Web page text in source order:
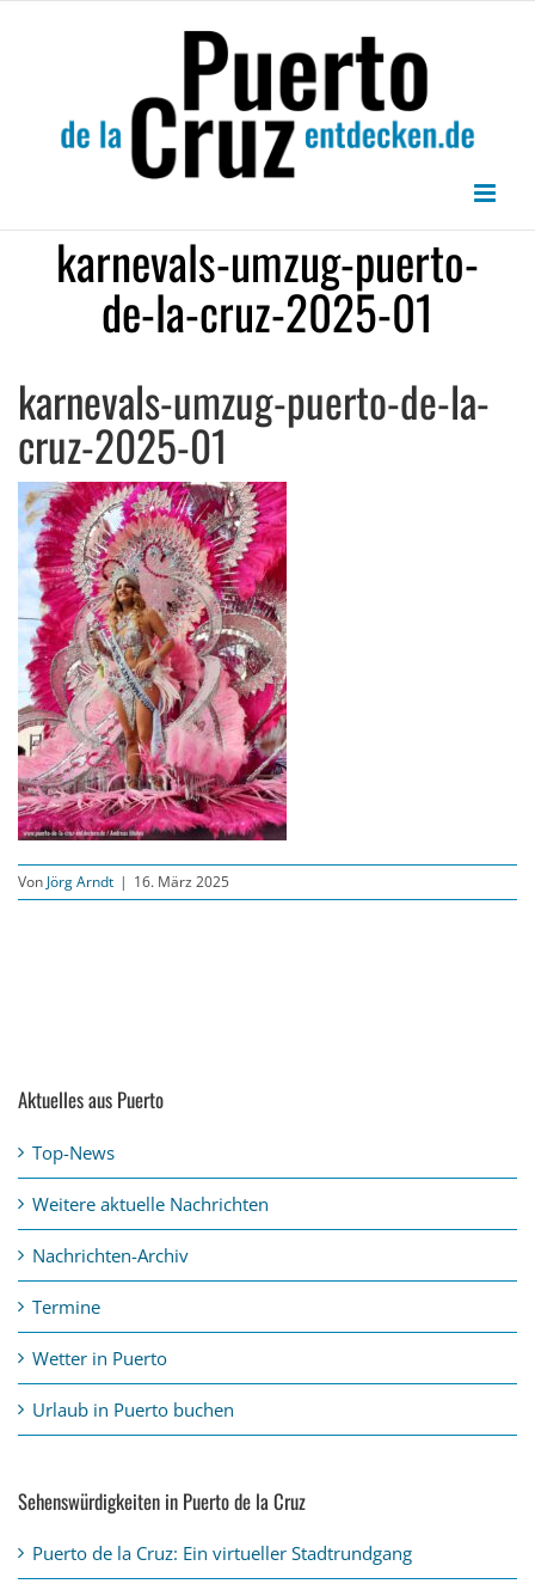
karnevals-umzug-puerto-
de-la-cruz-2025-01
karnevals-umzug-puerto-de-la-
cruz-2025-01
Von Jörg Arndt | 16. März 2025
Aktuelles aus Puerto
Top-News
Weitere aktuelle Nachrichten
Nachrichten-Archiv
Termine
Wetter in Puerto
Urlaub in Puerto buchen
Sehenswürdigkeiten in Puerto de la Cruz
Puerto de la Cruz: Ein virtueller Stadtrundgang